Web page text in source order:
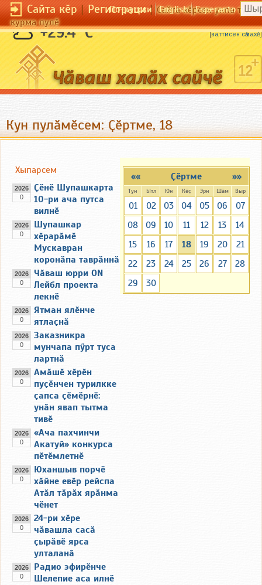
Сайта кӗр|Регистраци|Сайта кӗрсен унпа
курма пулӗ
По-русски English Esperanto
+29.4 °C Чӑн сӑмах куҫа ҫиет.
[ваттисен сӑмахӗ]
Кун пулӑмӗсем: Ҫӗртме, 18
»»
«« Ҫӗртме
Тун Ытл Юн Кӗҫ Эрн Шӑм Выр
01 02 03 04 05 06
07
08
09 10 11 12 13
14
15
16 17 18 19 20
21
22
23 24 25 26 27
28
29
30
Хыпарсем
2026
0
Ҫӗнӗ Шупашкарта
10-ри ача путса
вилнӗ
2026
0
Шупашкар
хӗрарӑмӗ
Мускавран
коронӑпа таврӑннӑ
2026
0
Чӑваш юрри ON
Лейбл проекта
лекнӗ
2026
0
Ятман ялӗнче
ятлаҫнӑ
2026
0
Заказникра
мунчапа пӳрт туса
лартнӑ
2026
0
Амӑшӗ хӗрӗн
пуҫӗнчен турилкке
ҫапса ҫӗмӗрнӗ:
унӑн явап тытма
тивӗ
2026
0
«Ача пахчинчи
Акатуй» конкурса
пӗтӗмлетнӗ
2026
0
Юханшыв порчӗ
хӑйне евӗр рейспа
Атӑл тӑрӑх ярӑнма
чӗнет
2026
0
24-ри хӗре
чӑвашла сасӑ
ҫырӑвӗ ярса
улталанӑ
2026
0
Радио эфирӗнче
Шелепие аса илнӗ